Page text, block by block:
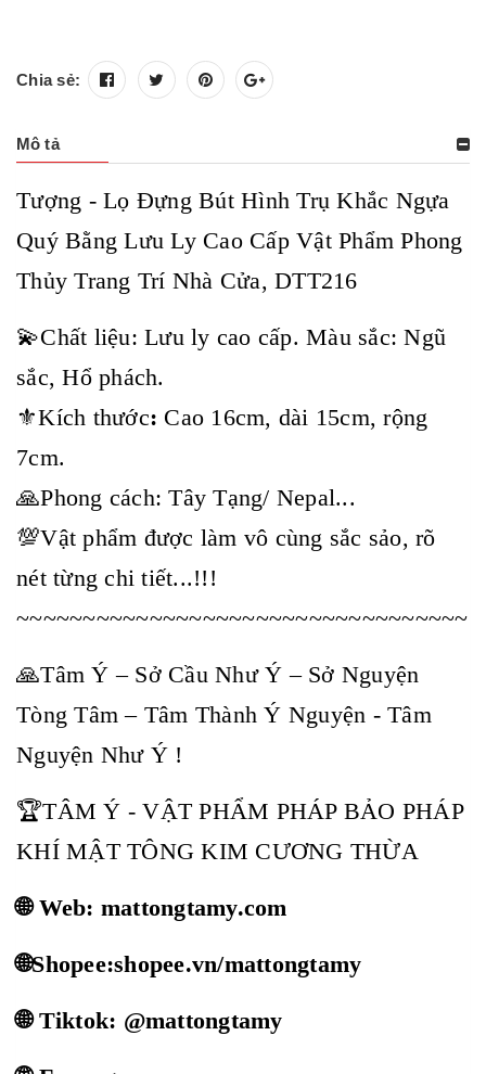
Chia sẻ:
Mô tả
Tượng - Lọ Đựng Bút Hình Trụ Khắc Ngựa
Quý Bằng Lưu Ly Cao Cấp Vật Phẩm Phong
Thủy Trang Trí Nhà Cửa, DTT216
💫Chất liệu: Lưu ly cao cấp. Màu sắc: Ngũ
sắc, Hổ phách.
⚜️Kích thước: Cao 16cm, dài 15cm, rộng
7cm.
🙏Phong cách: Tây Tạng/ Nepal...
💯Vật phẩm được làm vô cùng sắc sảo, rõ
nét từng chi tiết...!!!
~~~~~~~~~~~~~~~~~~~~~~~~~~~~~~~~~~
🙏Tâm Ý – Sở Cầu Như Ý – Sở Nguyện
Tòng Tâm – Tâm Thành Ý Nguyện - Tâm
Nguyện Như Ý !
🏆TÂM Ý - VẬT PHẨM PHÁP BẢO PHÁP
KHÍ MẬT TÔNG KIM CƯƠNG THỪA
🌐 Web: mattongtamy.com
🌐Shopee:shopee.vn/mattongtamy
🌐 Tiktok: @mattongtamy